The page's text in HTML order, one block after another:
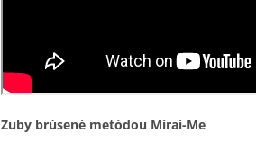
Zuby brúsené metódou Mirai-Me